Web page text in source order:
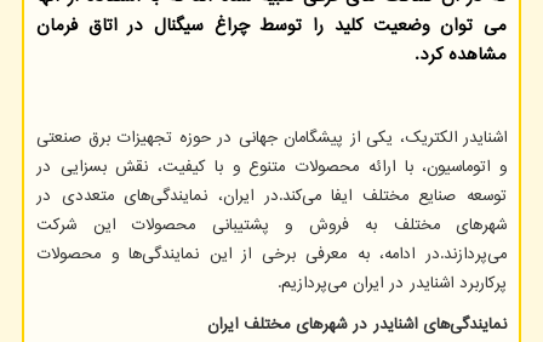
می توان وضعیت كلید را توسط چراغ سیگنال در اتاق فرمان
مشاهده كرد.
اشنایدر الکتریک، یکی از پیشگامان جهانی در حوزه تجهیزات برق صنعتی
و اتوماسیون، با ارائه محصولات متنوع و با کیفیت، نقش بسزایی در
توسعه صنایع مختلف ایفا می‌کند.در ایران، نمایندگی‌های متعددی در
شهرهای مختلف به فروش و پشتیبانی محصولات این شرکت
می‌پردازند.در ادامه، به معرفی برخی از این نمایندگی‌ها و محصولات
پرکاربرد اشنایدر در ایران می‌پردازیم.​
نمایندگی‌های اشنایدر در شهرهای مختلف ایران